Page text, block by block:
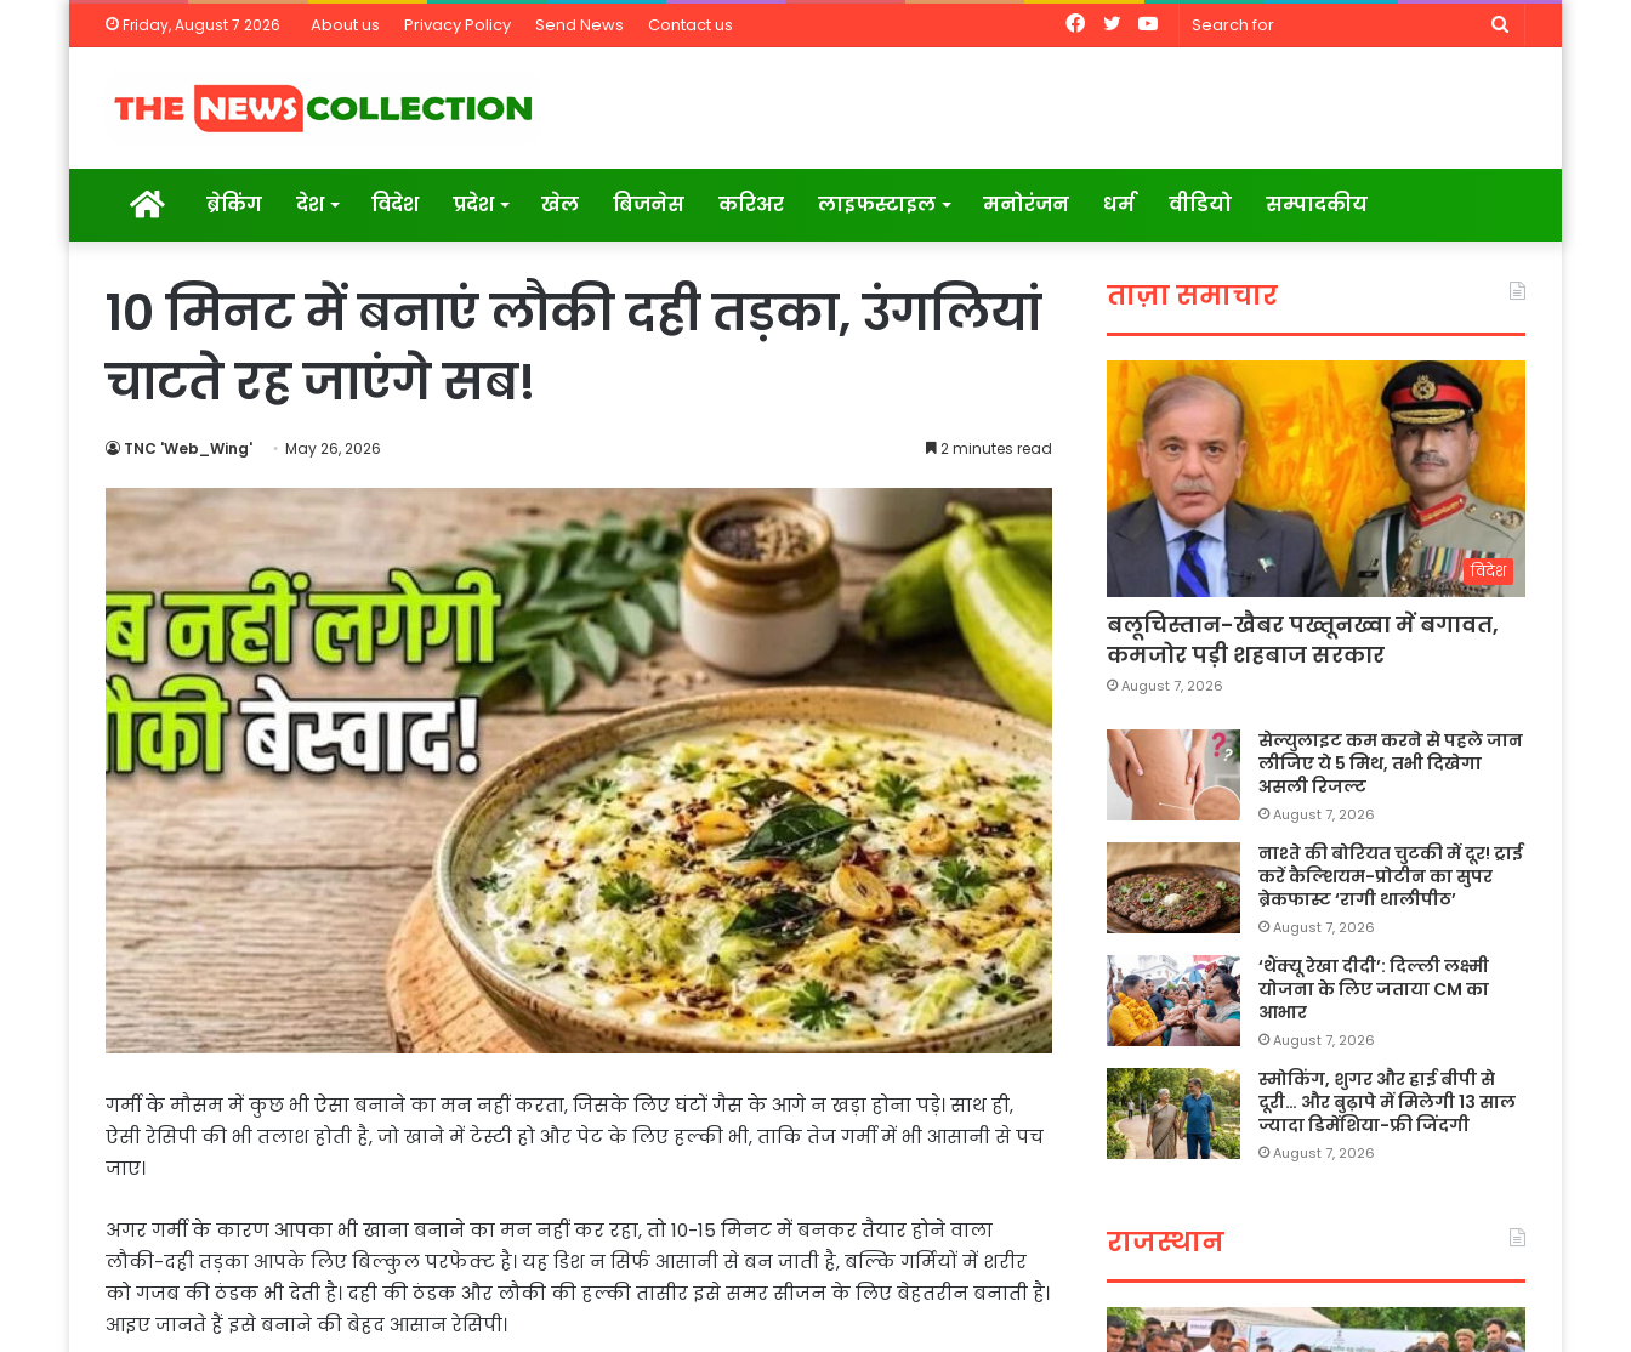
Friday, August 7 2026 About us Privacy Policy Send News Contact us
Search
YouTube
Twitter
Facebook
Homeब्रेकिंग देश विदेश प्रदेश खेल बिजनेस करिअर लाइफस्टाइल मनोरंजन धर्म वीडियो सम्पादकीय
10 मिनट में बनाएं लौकी दही तड़का, उंगलियां
चाटते रह जाएंगे सब!
TNC 'Web_Wing' May 26, 2026 2 minutes read
गर्मी के मौसम में कुछ भी ऐसा बनाने का मन नहीं करता, जिसके लिए घंटों गैस के आगे न खड़ा होना पड़े। साथ ही,
ऐसी रेसिपी की भी तलाश होती है, जो खाने में टेस्टी हो और पेट के लिए हल्की भी, ताकि तेज गर्मी में भी आसानी से पच
जाए।
अगर गर्मी के कारण आपका भी खाना बनाने का मन नहीं कर रहा, तो 10-15 मिनट में बनकर तैयार होने वाला
लौकी-दही तड़का आपके लिए बिल्कुल परफेक्ट है। यह डिश न सिर्फ आसानी से बन जाती है, बल्कि गर्मियों में शरीर
को गजब की ठंडक भी देती है। दही की ठंडक और लौकी की हल्की तासीर इसे समर सीजन के लिए बेहतरीन बनाती है।
आइए जानते हैं इसे बनाने की बेहद आसान रेसिपी।
ताज़ा समाचार
विदेश
बलूचिस्तान-खैबर पख्तूनख्वा में बगावत,
कमजोर पड़ी शहबाज सरकार
August 7, 2026
सेल्युलाइट कम करने से पहले जान
लीजिए ये 5 मिथ, तभी दिखेगा
असली रिजल्ट
August 7, 2026
नाश्ते की बोरियत चुटकी में दूर! ट्राई
करें कैल्शियम-प्रोटीन का सुपर
ब्रेकफास्ट ‘रागी थालीपीठ’
August 7, 2026
‘थैंक्यू रेखा दीदी’: दिल्ली लक्ष्मी
योजना के लिए जताया CM का
आभार
August 7, 2026
स्मोकिंग, शुगर और हाई बीपी से
दूरी… और बुढ़ापे में मिलेगी 13 साल
ज्यादा डिमेंशिया-फ्री जिंदगी
August 7, 2026
राजस्थान